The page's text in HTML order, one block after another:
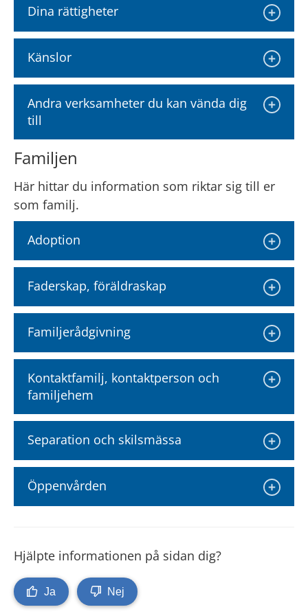
Dina rättigheter
Känslor
Andra verksamheter du kan vända dig
till
Familjen
Här hittar du information som riktar sig till er
som familj.
Adoption
Faderskap, föräldraskap
Familjerådgivning
Kontaktfamilj, kontaktperson och
familjehem
Separation och skilsmässa
Öppenvården
Hjälpte informationen på sidan dig?
Ja Nej